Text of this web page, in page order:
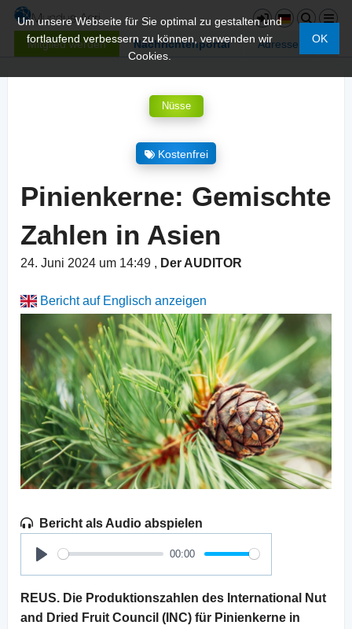
Mitglied werden Nachrichtenportal Adressen
Um unsere Webseite für Sie optimal zu gestalten und
fortlaufend verbessern zu können, verwenden wir
Cookies.
OK
Nüsse
Kostenfrei
Pinienkerne: Gemischte
Zahlen in Asien
24. Juni 2024 um 14:49 , Der AUDITOR
Bericht auf Englisch anzeigen
Bericht als Audio abspielen
Play
00:00
REUS. Die Produktionszahlen des International Nut
and Dried Fruit Council (INC) für Pinienkerne in